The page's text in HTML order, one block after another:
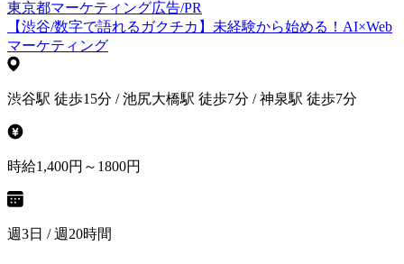
東京都マーケティング広告/PR
【渋谷/数字で語れるガクチカ】未経験から始める！AI×Web
マーケティング
渋谷駅 徒歩15分 / 池尻大橋駅 徒歩7分 / 神泉駅 徒歩7分
時給1,400円～1800円
週3日 / 週20時間